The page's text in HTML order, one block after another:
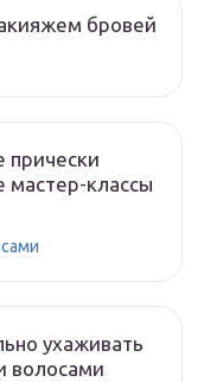
бровей
прически
мастер-классы
ухаживать
волосами